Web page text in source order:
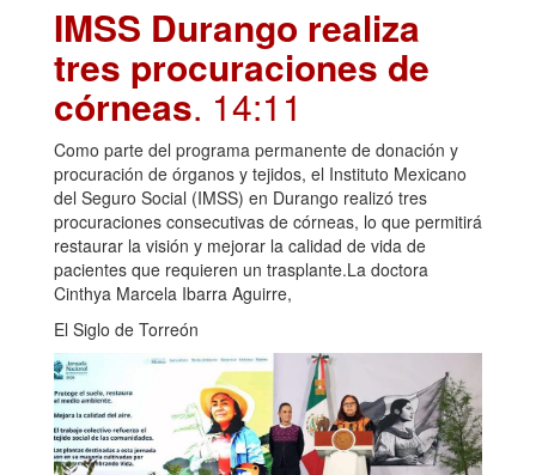
IMSS Durango realiza
tres procuraciones de
córneas. 14:11
Como parte del programa permanente de donación y
procuración de órganos y tejidos, el Instituto Mexicano
del Seguro Social (IMSS) en Durango realizó tres
procuraciones consecutivas de córneas, lo que permitirá
restaurar la visión y mejorar la calidad de vida de
pacientes que requieren un trasplante.La doctora
Cinthya Marcela Ibarra Aguirre,
El Siglo de Torreón